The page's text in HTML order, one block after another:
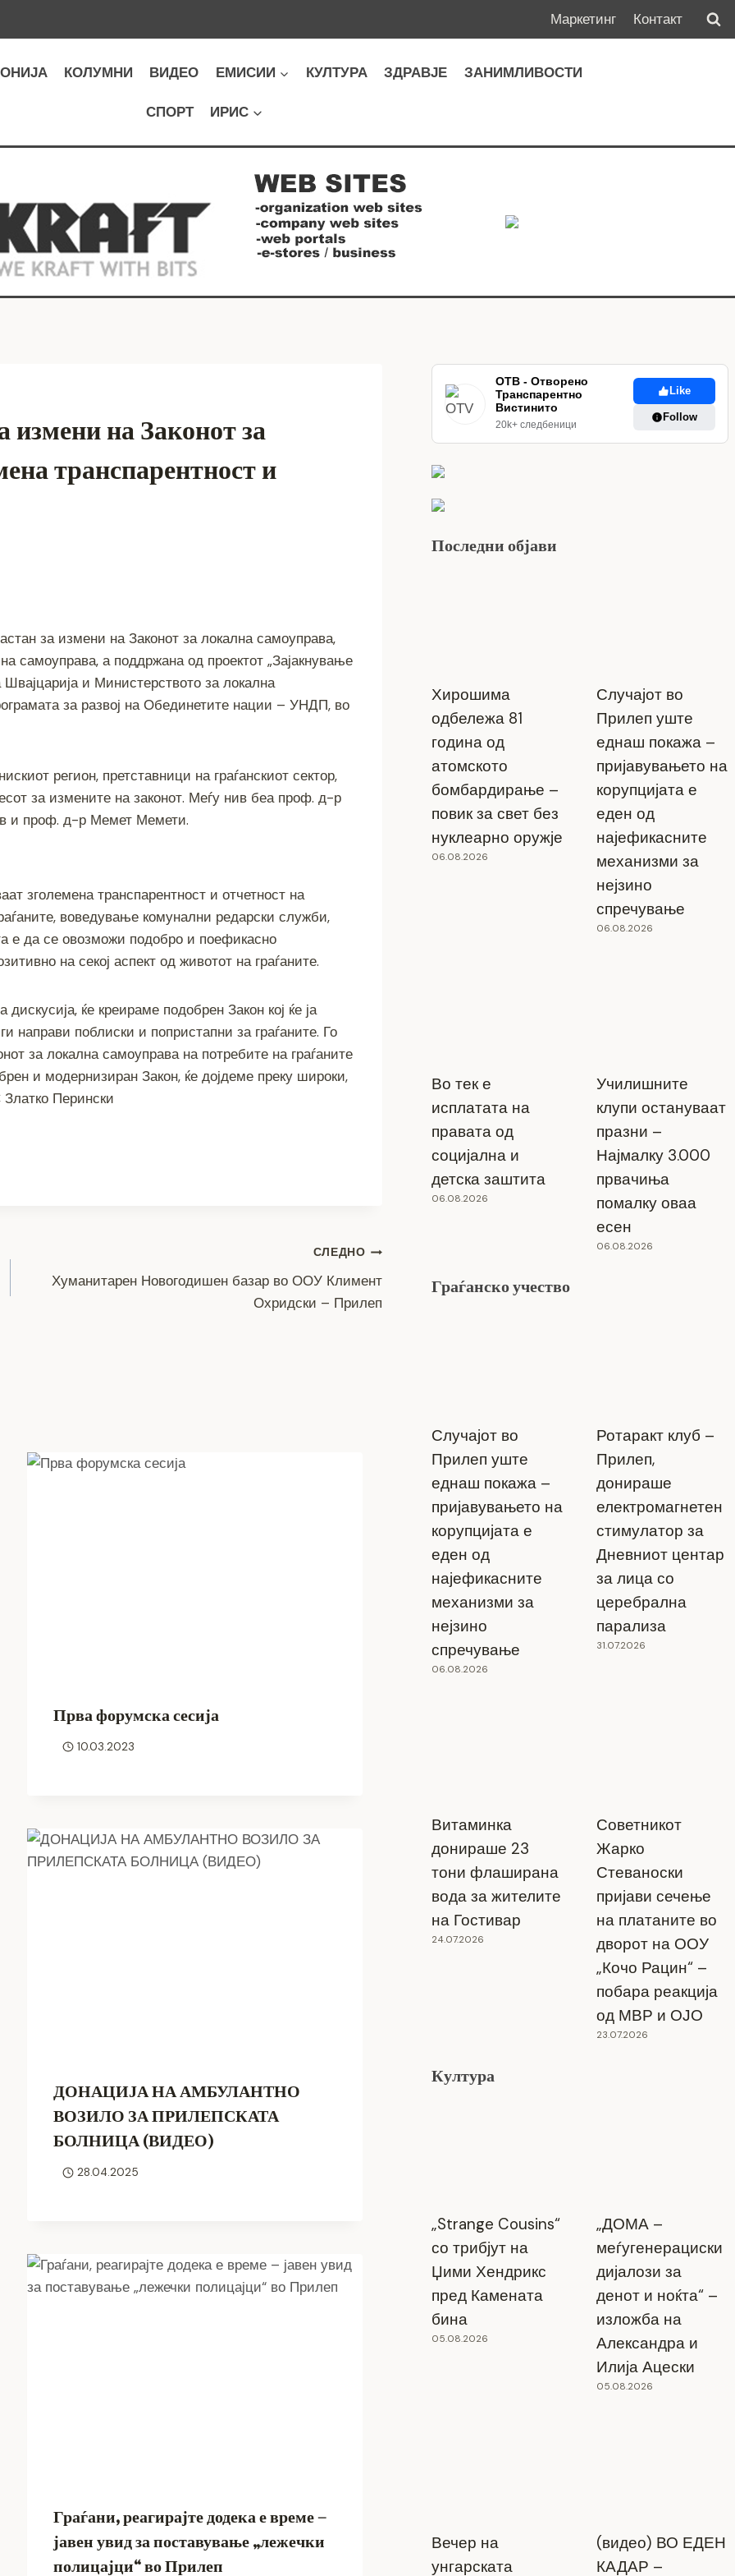
Маркетинг Контакт
КОЛУМНИ ВИДЕО ЕМИСИИ КУЛТУРА ЗДРАВЈЕ ЗАНИМЛИВОСТИ
СПОРТ ИРИС
измени на Законот за
транспарентност и
за измени на Законот за локална самоуправа,
самоуправа, а поддржана од проектот „Зајакнување
и Министерството за локална
за развој на Обединетите нации – УНДП, во
регион, претставници на граѓанскиот сектор,
за измените на законот. Меѓу нив беа проф. д-р
и проф. д-р Мемет Мемети.
зголемена транспарентност и отчетност на
воведување комунални редарски служби,
е да се овозможи подобро и поефикасно
на секој аспект од животот на граѓаните.
ќе креираме подобрен Закон кој ќе ја
направи поблиски и попристапни за граѓаните. Го
за локална самоуправа на потребите на граѓаните
и модернизиран Закон, ќе дојдеме преку широки,
Златко Перински
СЛЕДНО
Хуманитарен Новогодишен базар во ООУ Климент
Охридски – Прилеп
Прва форумска сесија
10.03.2023
ДОНАЦИЈА НА АМБУЛАНТНО
ВОЗИЛО ЗА ПРИЛЕПСКАТА
БОЛНИЦА (ВИДЕО)
28.04.2025
Граѓани, реагирајте додека е време –
јавен увид за поставување „лежечки
полицајци“ во Прилеп
ОТВ - Отворено
Транспарентно
Вистинито
20k+ следбеници
Like
Follow
Последни објави
Хирошима
одбележа 81
година од
атомското
бомбардирање –
повик за свет без
нуклеарно оружје
06.08.2026
Случајот во
Прилеп уште
еднаш покажа –
пријавувањето на
корупцијата е
еден од
најефикасните
механизми за
нејзино
спречување
06.08.2026
Во тек е
исплатата на
правата од
социјална и
детска заштита
06.08.2026
Училишните
клупи остануваат
празни –
Најмалку 3.000
првачиња
помалку оваа
есен
06.08.2026
Граѓанско учество
Случајот во
Прилеп уште
еднаш покажа –
пријавувањето на
корупцијата е
еден од
најефикасните
механизми за
нејзино
спречување
06.08.2026
Ротаракт клуб –
Прилеп,
донираше
електромагнетен
стимулатор за
Дневниот центар
за лица со
церебрална
парализа
31.07.2026
Витаминка
донираше 23
тони флаширана
вода за жителите
на Гостивар
24.07.2026
Советникот
Жарко
Стеваноски
пријави сечење
на платаните во
дворот на ООУ
„Кочо Рацин“ –
побара реакција
од МВР и ОЈО
23.07.2026
Култура
„Strange Cousins“
со трибјут на
Џими Хендрикс
пред Камената
бина
05.08.2026
„ДОМА –
меѓугенерациски
дијалози за
денот и ноќта“ –
изложба на
Александра и
Илија Ацески
05.08.2026
Вечер на
унгарската
(видео) ВО ЕДЕН
КАДАР –